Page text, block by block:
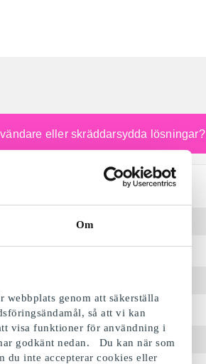
Om
genom att säkerställa
så att vi kan
visa funktioner för användning i
godkänt nedan. Du kan när som
du inte accepterar cookies eller
eller skräddarsydda lösningar?